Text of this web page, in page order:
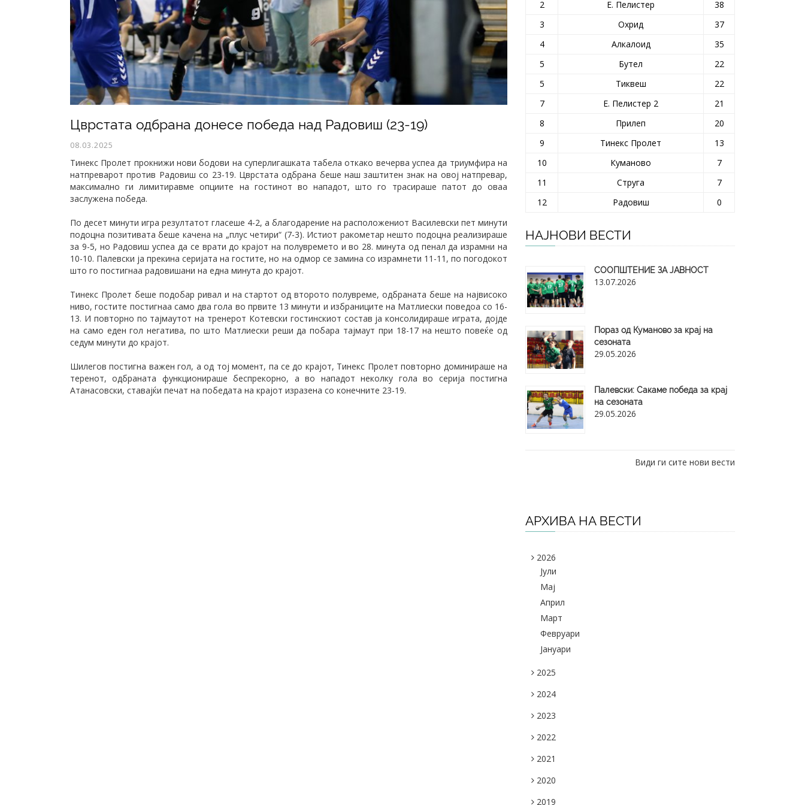
Цврстата одбрана донесе победа над Радовиш (23-19)
08.03.2025
Тинекс Пролет прокнижи нови бодови на суперлигашката табела откако вечерва успеа да триумфира на
натпреварот против Радовиш со 23-19. Цврстата одбрана беше наш заштитен знак на овој натпревар,
максимално ги лимитиравме опциите на гостинот во нападот, што го трасираше патот до оваа
заслужена победа.
По десет минути игра резултатот гласеше 4-2, а благодарение на расположениот Василевски пет минути
подоцна позитивата беше качена на „плус четири“ (7-3). Истиот ракометар нешто подоцна реализираше
за 9-5, но Радовиш успеа да се врати до крајот на полувремето и во 28. минута од пенал да израмни на
10-10. Палевски ја прекина серијата на гостите, но на одмор се замина со израмнети 11-11, по погодокот
што го постигнаа радовишани на една минута до крајот.
Тинекс Пролет беше подобар ривал и на стартот од второто полувреме, одбраната беше на највисоко
ниво, гостите постигнаа само два гола во првите 13 минути и избраниците на Матлиески поведоа со 16-
13. И повторно по тајмаутот на тренерот Котевски гостинскиот состав ја консолидираше играта, дојде
на само еден гол негатива, по што Матлиески реши да побара тајмаут при 18-17 на нешто повеќе од
седум минути до крајот.
Шилегов постигна важен гол, а од тој момент, па се до крајот, Тинекс Пролет повторно доминираше на
теренот, одбраната функционираше беспрекорно, а во нападот неколку гола во серија постигна
Атанасовски, ставајќи печат на победата на крајот изразена со конечните 23-19.
2 Е. Пелистер
38
3
Охрид
37
4
Алкалоид
35
5
Бутел
22
5
Тиквеш
22
7
Е. Пелистер 2
21
8
Прилеп
20
9
Тинекс Пролет
13
10
Куманово
7
11
Струга
7
12
Радовиш 0
НАЈНОВИ ВЕСТИ
СООПШТЕНИЕ ЗА ЈАВНОСТ
13.07.2026
Пораз од Куманово за крај на
сезоната
29.05.2026
​Палевски: Сакаме победа за крај
на сезоната
29.05.2026
Види ги сите нови вести
АРХИВА НА ВЕСТИ
2026
Јули
Maj
Април
Март
Февруари
Јануари
2025
2024
2023
2022
2021
2020
2019